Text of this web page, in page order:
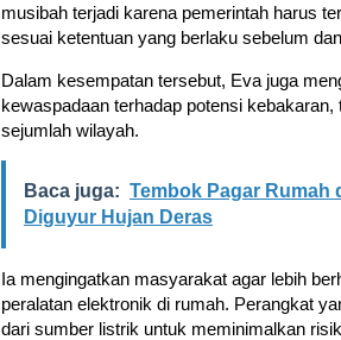
musibah terjadi karena pemerintah harus
sesuai ketentuan yang berlaku sebelum
Dalam kesempatan tersebut, Eva juga
kewaspadaan terhadap potensi
sejumlah wilayah.
Baca juga: Tembok Pagar
Diguyur Hujan Deras
Ia mengingatkan masyarakat agar lebih
peralatan elektronik di rumah. Perangkat
dari sumber listrik untuk meminimalkan